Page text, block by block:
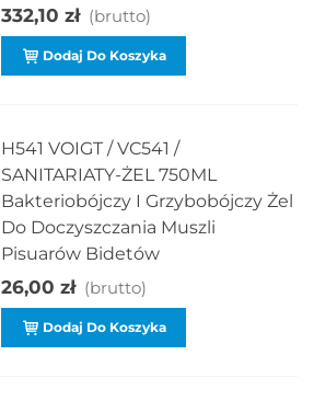
332,10 zł (brutto)
Dodaj Do Koszyka
H541 VOIGT / VC541 /
SANITARIATY-ŻEL 750ML
Bakteriobójczy I Grzybobójczy Żel
Do Doczyszczania Muszli
Pisuarów Bidetów
26,00 zł (brutto)
Dodaj Do Koszyka